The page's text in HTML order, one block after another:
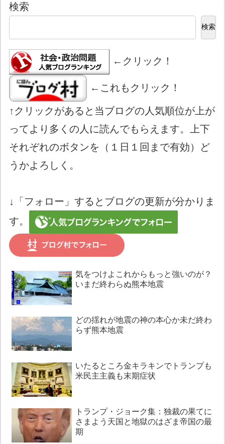
検索
検索
←クリック！
←これもクリック！
↑クリックがあると当ブログの人気順位が上が
ってより多くの人に読んでもらえます。上下
それぞれのボタンを（１日１回まで有効）ど
うかよろしく。
↓「フォロー」するとブログの更新が分かりま
す。
気をつけよこれからもっと強いのが？
いまだ終わらぬ熊本地震
どの揺れが地震の神の本心か未だ終わ
らず熊本地震
いたるところ金キラキンでトランプも
米民主主義も末期症状
トランプ・ジョーク集：独裁の果てに
さまよう天国と地獄のはざま帝国の最
期